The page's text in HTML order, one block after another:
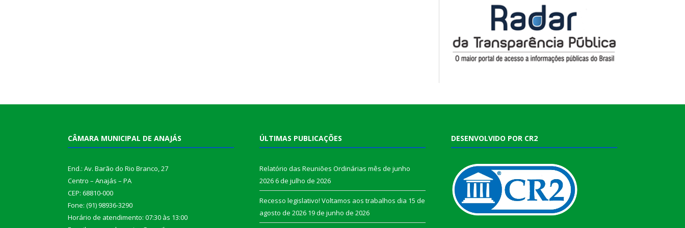
CÂMARA MUNICIPAL DE ANAJÁS
End.: Av. Barão do Rio Branco, 27
Centro – Anajás – PA
CEP: 68810-000
Fone: (91) 98936-3290
Horário de atendimento: 07:30 às 13:00
ÚLTIMAS PUBLICAÇÕES
Relatório das Reuniões Ordinárias mês de junho
20266 de julho de 2026
Recesso legislativo! Voltamos aos trabalhos dia 15 de
agosto de 2026 19 de junho de 2026
DESENVOLVIDO POR CR2